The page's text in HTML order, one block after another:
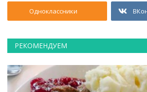
Одноклассники
РЕКОМЕНДУЕМ